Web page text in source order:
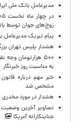
مدیرعامل بانک ملی
زوج‌های جوان توسط
پیام تبریک مدیرعامل
هشدار پلیس تهران
به مناسبت روز خبرنگار
خبر مهم درباره
مشخص شد
هشدار در مورد
تصاویر آخرین
جنایتکارانه آمریکا